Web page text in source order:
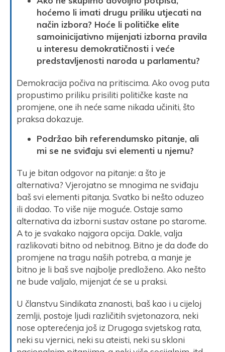
hoćemo li imati drugu priliku utjecati na
način izbora? Hoće li političke elite
samoinicijativno mijenjati izborna pravila
u interesu demokratičnosti i veće
predstavljenosti naroda u parlamentu?
Demokracija počiva na pritiscima. Ako ovog puta
propustimo priliku prisiliti političke kaste na
promjene, one ih neće same nikada učiniti, što
praksa dokazuje.
Podržao bih referendumsko pitanje, ali
mi se ne sviđaju svi elementi u njemu?
Tu je bitan odgovor na pitanje: a što je
alternativa? Vjerojatno se mnogima ne sviđaju
baš svi elementi pitanja. Svatko bi nešto oduzeo
ili dodao. To više nije moguće. Ostaje samo
alternativa da izborni sustav ostane po starome.
A to je svakako najgora opcija. Dakle, valja
razlikovati bitno od nebitnog. Bitno je da dođe do
promjene na tragu naših potreba, a manje je
bitno je li baš sve najbolje predloženo. Ako nešto
ne bude valjalo, mijenjat će se u praksi.
U članstvu Sindikata znanosti, baš kao i u cijeloj
zemlji, postoje ljudi različitih svjetonazora, neki
nose opterećenja još iz Drugoga svjetskog rata,
neki su vjernici, neki su ateisti, neki su skloni